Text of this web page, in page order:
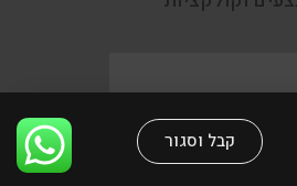
וקולקציות
קבל וסגור